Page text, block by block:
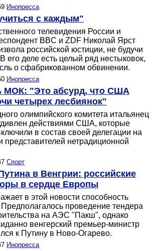
Инопресса
с каждым"
телевидения России и
BBC и ZDF Николай Ярст
российской юстиции, не будучи
его деле есть целый ряд нестыковок,
о сфабрикованном обвинении.
Инопресса
МОК: "Это абсурд, что США
четырех лесбиянок"
олимпийского комитета итальянец
действиями США, которые
в состав своей делегации на
нетрадиционной
Спорт
в Венгрии: российские
в сердце Европы
в этой новости способность
проведение тендера
на АЭС "Пакш", однако
венгерский премьер-министр
к Путину в Ново-Огарево.
Инопресса